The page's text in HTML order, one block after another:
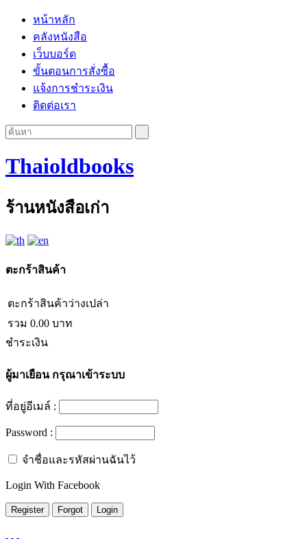
หน้าหลัก
คลังหนังสือ
เว็บบอร์ด
ขั้นตอนการสั่งซื้อ
แจ้งการชำระเงิน
ติดต่อเรา
Thaioldbooks
ร้านหนังสือเก่า
ตะกร้าสินค้า
ตะกร้าสินค้าว่างเปล่า
รวม 0.00 บาท
ชำระเงิน
ผู้มาเยือนกรุณาเข้าระบบ
ที่อยู่อีเมล์ :
Password :
จำชื่อและรหัสผ่านฉันไว้
Login With Facebook